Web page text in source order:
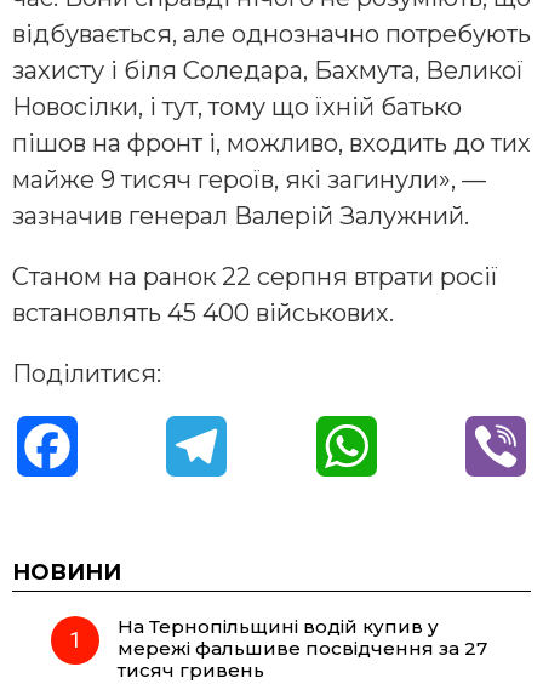
відбувається, але однозначно потребують
захисту і біля Соледара, Бахмута, Великої
Новосілки, і тут, тому що їхній батько
пішов на фронт і, можливо, входить до тих
майже 9 тисяч героїв, які загинули», —
зазначив генерал Валерій Залужний.
Станом на ранок 22 серпня втрати росії
встановлять 45 400 військових.
Поділитися:
c
e e t
НОВИНИ
На Тернопільщині водій купив у
мережі фальшиве посвідчення за 27
тисяч гривень